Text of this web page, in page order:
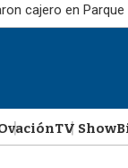
cajero en
TV Show